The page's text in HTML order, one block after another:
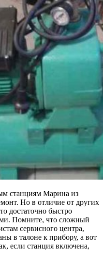
станциям Марина из
Но в отличие от других
достаточно быстро
Помните, что сложный
сервисного центра,
в талоне к прибору, а вот
если станция включена,